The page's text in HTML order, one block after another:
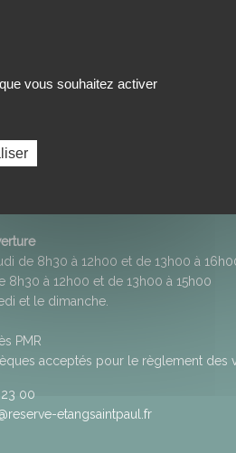
Réserve Etang de Saint-
de 8h30 à 12h00 et de 13h00 à
8h30 à 12h00 et de 13h00 à 15h00
et le dimanche.
PMR
acceptés pour le règlement des
00
etangsaintpaul.fr
vous souhaitez activer